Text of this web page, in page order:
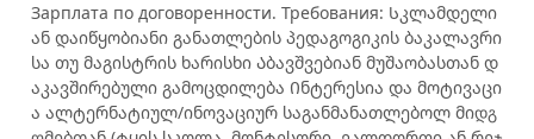
Зарплата по договоренности. Требования: Სკლამდელი
ან დაიწყობიანი განათლების პედაგოგიკის ბაკალავრი
სა თუ მაგისტრის ხარისხი Აბავშვებიან მუშაობასთან დ
აკავშირებული გამოცდილება Ინტერესია და მოტივაცი
ა ალტერნატიულ/ინოვაციურ საგანმანათლებოლ მიდგ